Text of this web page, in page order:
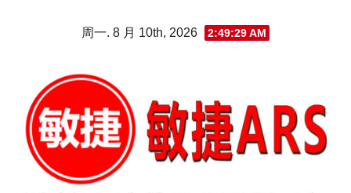
周一. 8 月 10th, 2026 2:49:30 AM